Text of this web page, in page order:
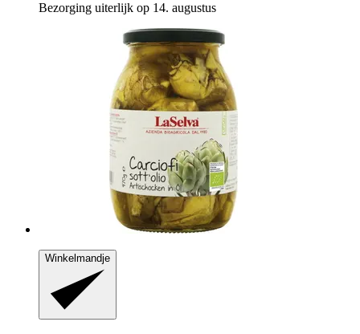
Bezorging uiterlijk op 14. augustus
Winkelmandje